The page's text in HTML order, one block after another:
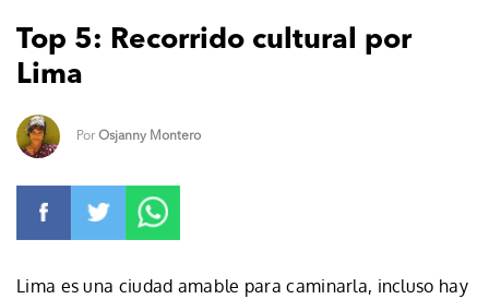
Top 5: Recorrido cultural por
Lima
Por Osjanny Montero
Lima es una ciudad amable para caminarla, incluso hay